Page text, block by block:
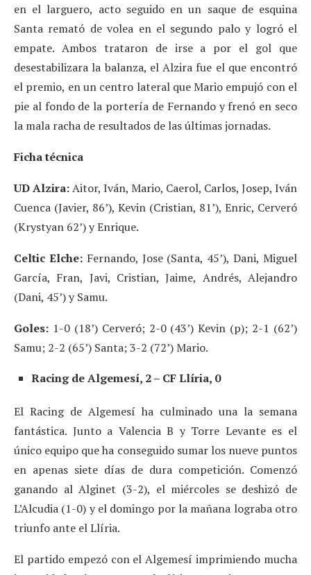
en el larguero, acto seguido en un saque de esquina
Santa remató de volea en el segundo palo y logró el
empate. Ambos trataron de irse a por el gol que
desestabilizara la balanza, el Alzira fue el que encontró
el premio, en un centro lateral que Mario empujó con el
pie al fondo de la portería de Fernando y frenó en seco
la mala racha de resultados de las últimas jornadas.
Ficha técnica
UD Alzira:Aitor, Iván, Mario, Caerol, Carlos, Josep, Iván
Cuenca (Javier, 86’), Kevin (Cristian, 81’), Enric, Cerveró
(Krystyan 62’) y Enrique.
Celtic Elche:Fernando, Jose (Santa, 45’), Dani, Miguel
García, Fran, Javi, Cristian, Jaime, Andrés, Alejandro
(Dani, 45’) y Samu.
Goles: 1-0 (18’) Cerveró; 2-0 (43’) Kevin (p); 2-1 (62’)
Samu; 2-2 (65’) Santa; 3-2 (72’) Mario.
Racing de Algemesí, 2 – CF Llíria, 0
El Racing de Algemesí ha culminado una la semana
fantástica. Junto a Valencia B y Torre Levante es el
único equipo que ha conseguido sumar los nueve puntos
en apenas siete días de dura competición. Comenzó
ganando al Alginet (3-2), el miércoles se deshizó de
L’Alcudia (1-0) y el domingo por la mañana lograba otro
triunfo ante el Llíria.
El partido empezó con el Algemesí imprimiendo mucha